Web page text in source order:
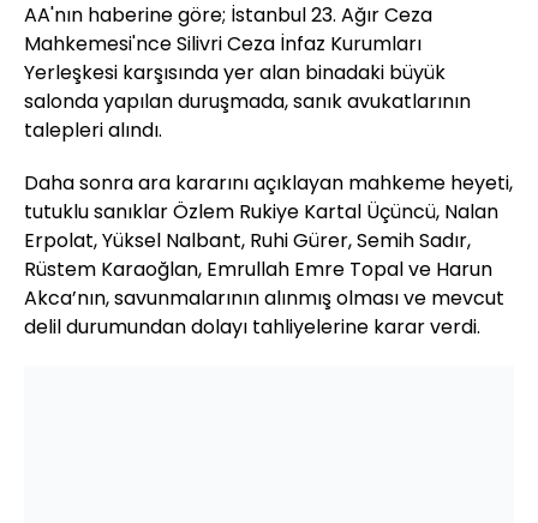
AA'nın haberine göre; İstanbul 23. Ağır Ceza
Mahkemesi'nce Silivri Ceza İnfaz Kurumları
Yerleşkesi karşısında yer alan binadaki büyük
salonda yapılan duruşmada, sanık avukatlarının
talepleri alındı.
Daha sonra ara kararını açıklayan mahkeme heyeti,
tutuklu sanıklar Özlem Rukiye Kartal Üçüncü, Nalan
Erpolat, Yüksel Nalbant, Ruhi Gürer, Semih Sadır,
Rüstem Karaoğlan, Emrullah Emre Topal ve Harun
Akca’nın, savunmalarının alınmış olması ve mevcut
delil durumundan dolayı tahliyelerine karar verdi.